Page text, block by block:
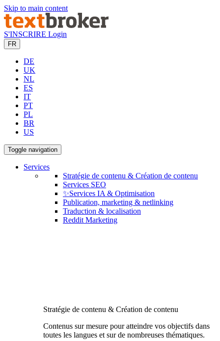
Skip to main content
S'INSCRIRE Login
FR
DE
UK
NL
ES
IT
PT
PL
BR
US
Toggle navigation
Services
Stratégie de contenu & Création de contenu
Services SEO
✨Services IA & Optimisation
Publication, marketing & netlinking
Traduction & localisation
Reddit Marketing
Stratégie de contenu & Création de contenu
Contenus sur mesure pour atteindre vos objectifs dans
toutes les langues et sur de nombreuses thématiques.